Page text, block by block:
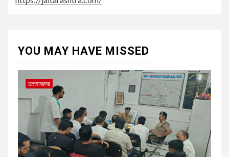
YOU MAY HAVE MISSED
उत्तराखण्ड